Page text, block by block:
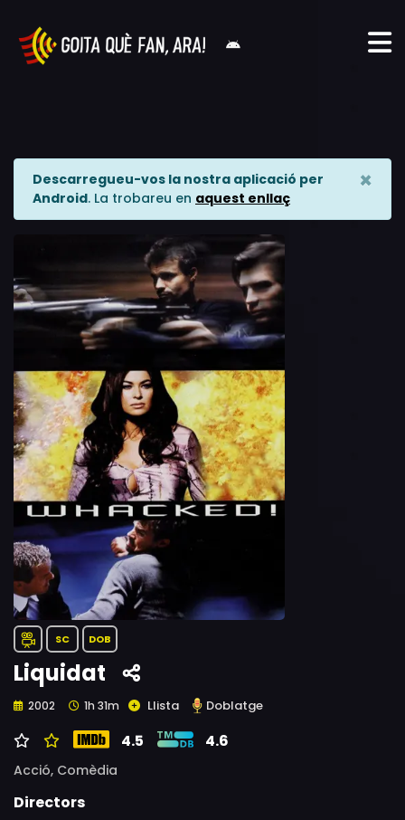
Descarregueu-vos la nostra aplicació per
Android. La trobareu en aquest enllaç
×
SC DOB
Liquidat
2002 1h 31m Llista Doblatge
4.5 4.6
Acció, Comèdia
Directors